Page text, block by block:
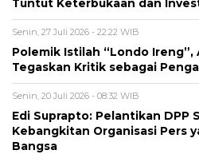
Tuntut Keterbukaan dan
Senin, 27 Juli 2026 - 22:22 WIB
Polemik Istilah “Londo Ireng”,
Tegaskan Kritik sebagai
Senin, 20 Juli 2026 - 08:32 WIB
Edi Suprapto: Pelantikan DPP
Kebangkitan Organisasi Pers
Bangsa